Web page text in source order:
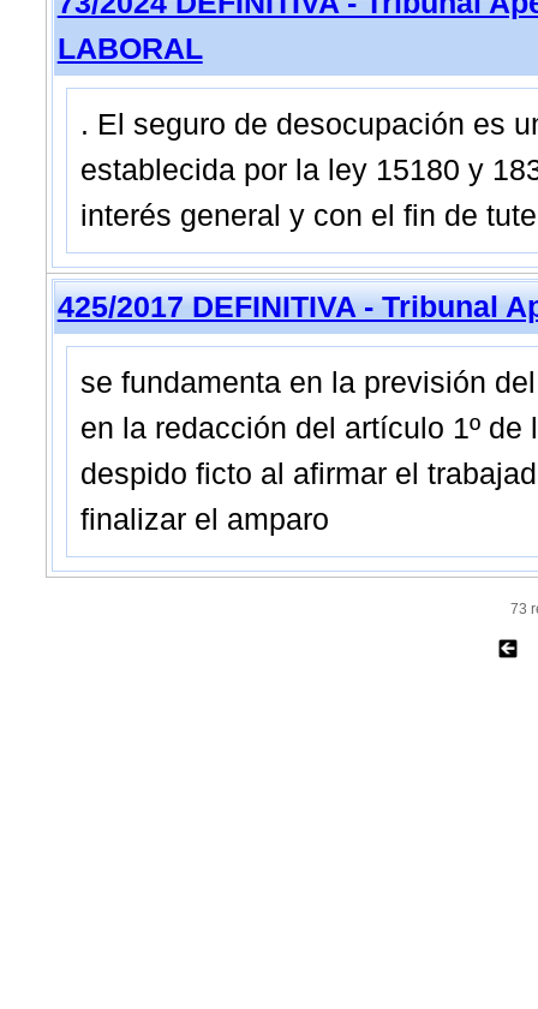
LABORAL
. El seguro de desocupación es
establecida por la ley 15180 y
interés general y con el fin de
425/2017 DEFINITIVA - Tribunal
se fundamenta en la previsión
en la redacción del artículo 1º
despido ficto al afirmar el
finalizar el amparo
73